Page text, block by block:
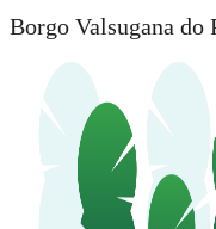
Borgo Valsugana do